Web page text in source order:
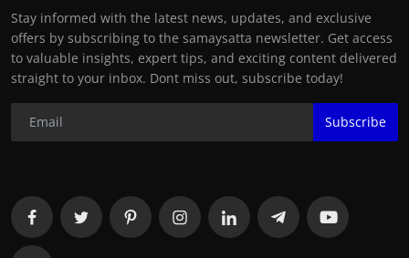
Stay informed with the latest news, updates, and exclusive
offers by subscribing to the samaysatta newsletter. Get access
to valuable insights, expert tips, and exciting content delivered
straight to your inbox. Dont miss out, subscribe today!
Subscribe